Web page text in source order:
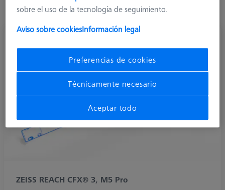
y confiable, incluso en funcionamiento en volumen.
ZEISS REACH CFX® 3, M5 Pro
sobre el uso de la tecnología de seguimiento.
Aviso sobre cookiesInformación legal
Preferencias de cookies
Técnicamente necesario
Aceptar todo